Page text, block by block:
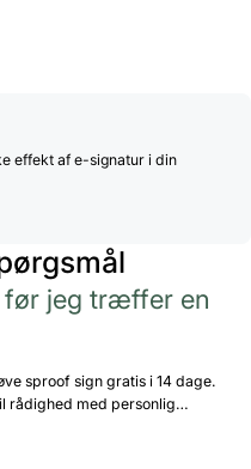
effekt af e-signatur i din
før jeg træffer en
sproof sign gratis i 14 dage.
rådighed med personlig…